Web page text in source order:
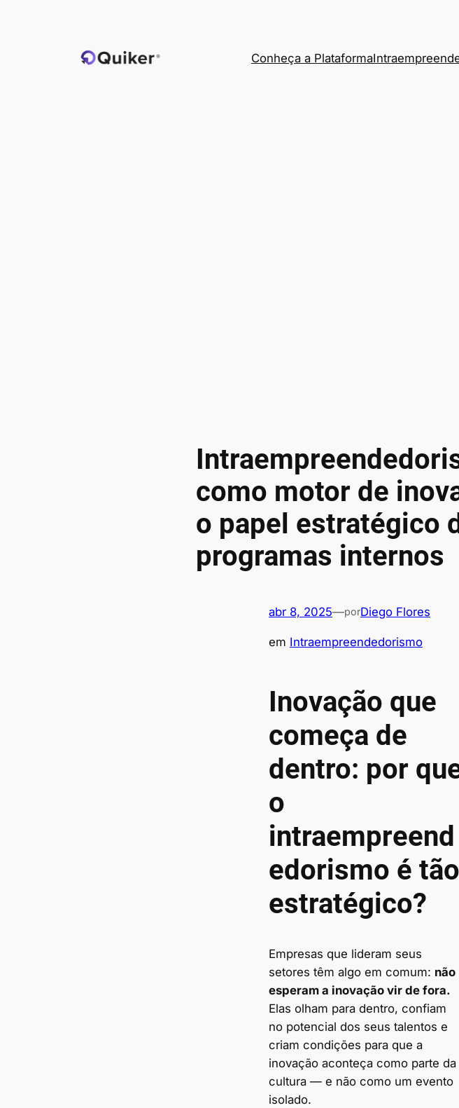
Conheça a Plataforma
como motor de
o papel estratégico
programas internos
abr 8, 2025—porDiego Flores
em Intraempreendedorismo
Inovação que
começa de
dentro: por
o
intraempreend
edorismo é tão
estratégico?
Empresas que lideram seus
setores têm algo em comum: não
esperam a inovação vir de fora.
Elas olham para dentro, confiam
no potencial dos seus talentos e
criam condições para que a
inovação aconteça como parte da
cultura — e não como um evento
isolado.